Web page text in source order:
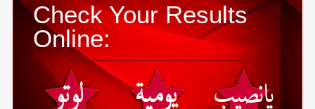
Check Your Results
Online: